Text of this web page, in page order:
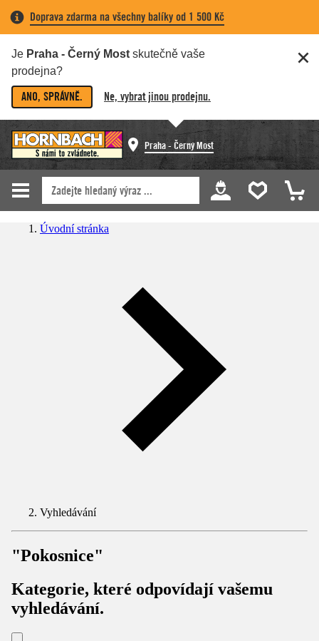
Doprava zdarma na všechny balíky od 1 500 Kč
Je Praha - Černý Most skutečně vaše
prodejna?
ANO, SPRÁVNĚ. Ne, vybrat jinou prodejnu.
Praha - Černý Most
Úvodní stránka
Vyhledávání
"Pokosnice"
Kategorie, které odpovídají vašemu
vyhledávání.